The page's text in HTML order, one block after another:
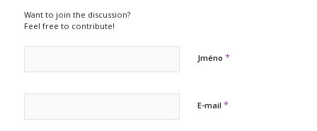
Want to join the discussion?
Feel free to contribute!
Jméno *
E-mail *